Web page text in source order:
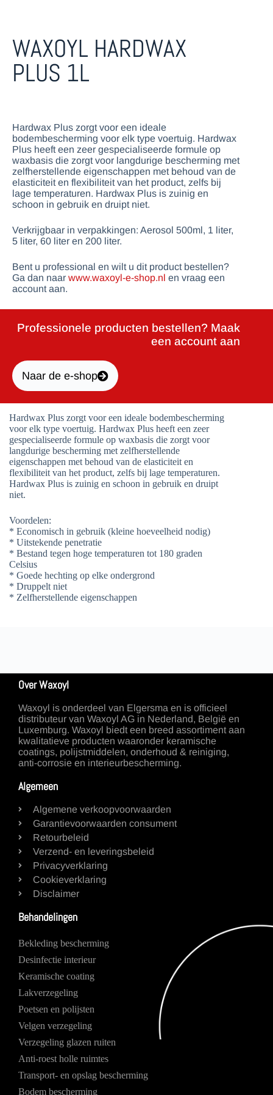
WAXOYL HARDWAX
PLUS 1L
Hardwax Plus zorgt voor een ideale
bodembescherming voor elk type voertuig. Hardwax
Plus heeft een zeer gespecialiseerde formule op
waxbasis die zorgt voor langdurige bescherming met
zelfherstellende eigenschappen met behoud van de
elasticiteit en flexibiliteit van het product, zelfs bij
lage temperaturen. Hardwax Plus is zuinig en
schoon in gebruik en druipt niet.
Verkrijgbaar in verpakkingen: Aerosol 500ml, 1 liter,
5 liter, 60 liter en 200 liter.
Bent u professional en wilt u dit product bestellen?
Ga dan naar www.waxoyl-e-shop.nl en vraag een
account aan.
Professionele producten bestellen? Maak
een account aan
Naar de e-shop
Hardwax Plus zorgt voor een ideale bodembescherming
voor elk type voertuig. Hardwax Plus heeft een zeer
gespecialiseerde formule op waxbasis die zorgt voor
langdurige bescherming met zelfherstellende
eigenschappen met behoud van de elasticiteit en
flexibiliteit van het product, zelfs bij lage temperaturen.
Hardwax Plus is zuinig en schoon in gebruik en druipt
niet.
Voordelen:
* Economisch in gebruik (kleine hoeveelheid nodig)
* Uitstekende penetratie
* Bestand tegen hoge temperaturen tot 180 graden
Celsius
* Goede hechting op elke ondergrond
* Druppelt niet
* Zelfherstellende eigenschappen
Over Waxoyl
Waxoyl is onderdeel van Elgersma en is officieel
distributeur van Waxoyl AG in Nederland, België en
Luxemburg. Waxoyl biedt een breed assortiment aan
kwalitatieve producten waaronder keramische
coatings, polijstmiddelen, onderhoud & reiniging,
anti-corrosie en interieurbescherming.
Algemeen
Algemene verkoopvoorwaarden
Garantievoorwaarden consument
Retourbeleid
Verzend- en leveringsbeleid
Privacyverklaring
Cookieverklaring
Disclaimer
Behandelingen
Bekleding bescherming
Desinfectie interieur
Keramische coating
Lakverzegeling
Poetsen en polijsten
Velgen verzegeling
Verzegeling glazen ruiten
Anti-roest holle ruimtes
Transport- en opslag bescherming
Bodem bescherming